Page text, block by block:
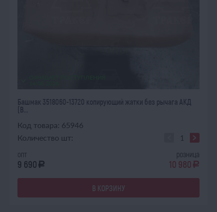
Башмак 3518060-13720 копирующий жатки без рычага АКД
(В...
Код товара: 65946
Количество шт:
опт
9 690 a
розница
10 980 a
В КОРЗИНУ